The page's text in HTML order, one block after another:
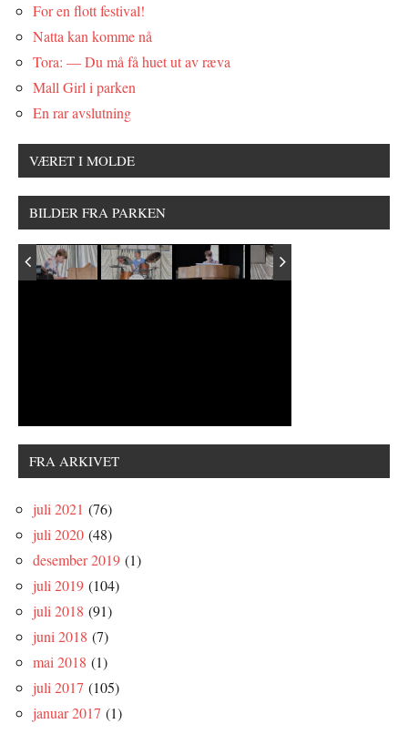
For en flott festival!
Natta kan komme nå
Tora: — Du må få huet ut av ræva
Mall Girl i parken
En rar avslutning
VÆRET I MOLDE
BILDER FRA PARKEN
FRA ARKIVET
juli 2021 (76)
juli 2020 (48)
desember 2019 (1)
juli 2019 (104)
juli 2018 (91)
juni 2018 (7)
mai 2018 (1)
juli 2017 (105)
januar 2017 (1)